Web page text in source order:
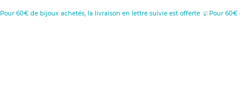
Pour 60€ de bijoux achetés, la livraison en lettre suivie est offerte